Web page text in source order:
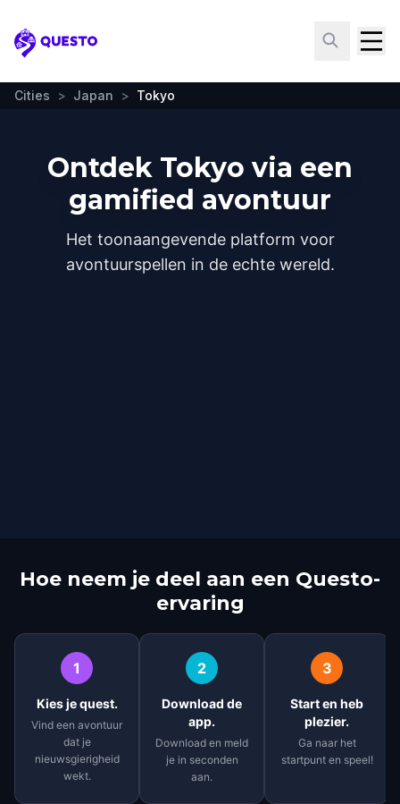
Questo
Cities > Japan > Tokyo
Ontdek Tokyo via een
gamified avontuur
Het toonaangevende platform voor
avontuurspellen in de echte wereld.
Hoe neem je deel aan een Questo-
ervaring
1
Kies je quest.
Vind een avontuur
dat je
nieuwsgierigheid
wekt.
2
Download de
app.
Download en meld
je in seconden
aan.
3
Start en heb
plezier.
Ga naar het
startpunt en speel!